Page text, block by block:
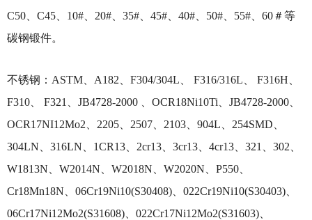
C50、C45、10#、20#、35#、45#、40#、50#、55#、60＃等
碳钢锻件。
不锈钢：ASTM、A182、F304/304L、 F316/316L、 F316H、
F310、 F321、JB4728-2000 、OCR18Ni10Ti、JB4728-2000、
OCR17NI12Mo2、2205、2507、2103、904L、254SMD、
304LN、316LN、1CR13、2cr13、3cr13、4cr13、321、302、
W1813N、W2014N、W2018N、W2020N、P550、
Cr18Mn18N、06Cr19Ni10(S30408)、022Cr19Ni10(S30403)、
06Cr17Ni12Mo2(S31608)、022Cr17Ni12Mo2(S31603)、